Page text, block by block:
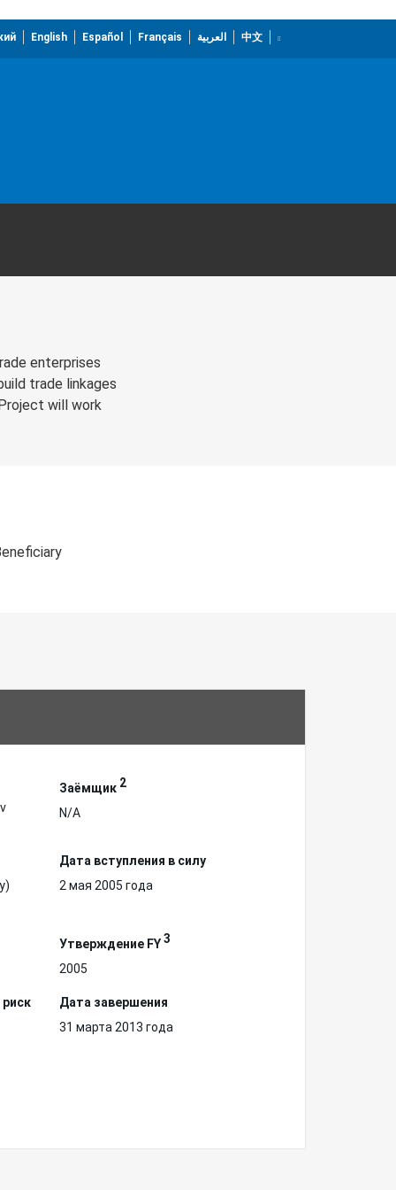
English Español Français العربية 中文
enterprises
trade linkages
will work
Заёмщик 2
N/A
Дата вступления в силу
2 мая 2005 года
Утверждение FY3
2005
Дата завершения
31 марта 2013 года